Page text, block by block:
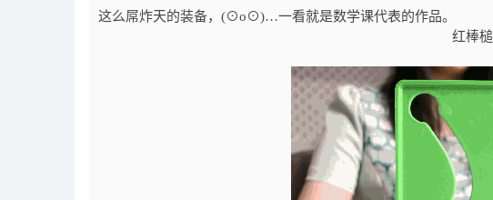
这么屌炸天的装备，(⊙o⊙)…一看就是数学课代表的作品。
红棒槌